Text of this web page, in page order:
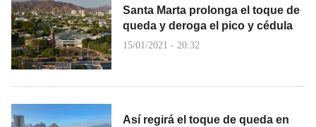
Santa Marta prolonga el toque de
queda y deroga el pico y cédula
15/01/2021 - 20:32
Así regirá el toque de queda en